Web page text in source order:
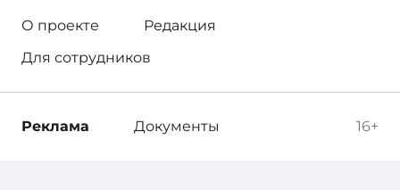
О проекте
Редакция
Для сотрудников
16+
Реклама Документы